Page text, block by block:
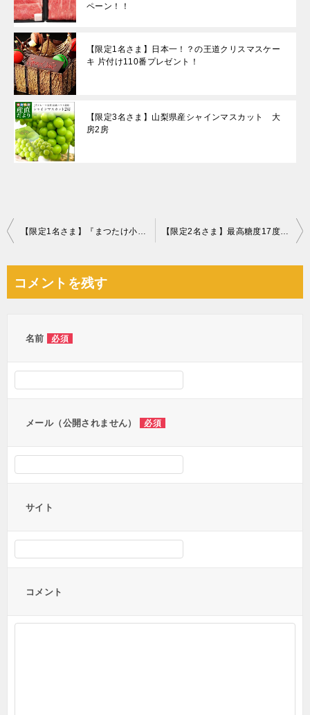
ペーン！！
【限定1名さま】日本一！？の王道クリスマスケー
キ 片付け110番プレゼント！
【限定3名さま】山梨県産シャインマスカット 大
房2房
投
ビ
コメントを残す
名前 必須
メール（公開されません） 必須
サイト
コメント